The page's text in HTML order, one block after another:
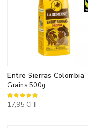
Entre Sierras Colombia
Grains 500g
100%
17,95 CHF